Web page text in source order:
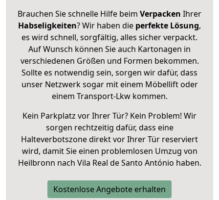
Brauchen Sie schnelle Hilfe beim Verpacken Ihrer
Habseligkeiten? Wir haben die perfekte Lösung,
es wird schnell, sorgfältig, alles sicher verpackt.
Auf Wunsch können Sie auch Kartonagen in
verschiedenen Größen und Formen bekommen.
Sollte es notwendig sein, sorgen wir dafür, dass
unser Netzwerk sogar mit einem Möbellift oder
einem Transport-Lkw kommen.
Kein Parkplatz vor Ihrer Tür? Kein Problem! Wir
sorgen rechtzeitig dafür, dass eine
Halteverbotszone direkt vor Ihrer Tür reserviert
wird, damit Sie einen problemlosen Umzug von
Heilbronn nach Vila Real de Santo António haben.
Kostenlose Angebote erhalten